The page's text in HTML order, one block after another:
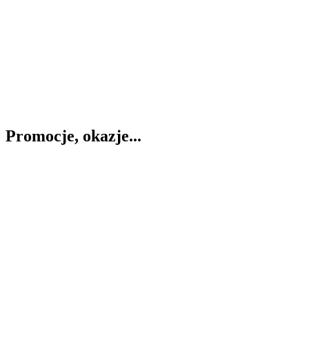
Promocje, okazje...